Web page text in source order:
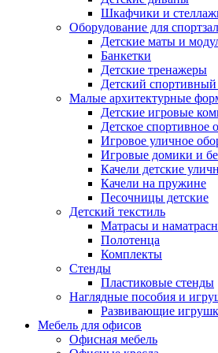
Шкафчики и
Оборудование для
Детские маты и
Банкетки
Детские тренажеры
Детский спортивный
Малые архитектурные
Детские игровые
Детское спортивное
Игровое уличное
Игровые домики и
Качели детские
Качели на пружине
Песочницы детские
Детский текстиль
Матрасы и
Полотенца
Комплекты
Стенды
Пластиковые стенды
Наглядные пособия и
Развивающие
Мебель для офисов
Офисная мебель